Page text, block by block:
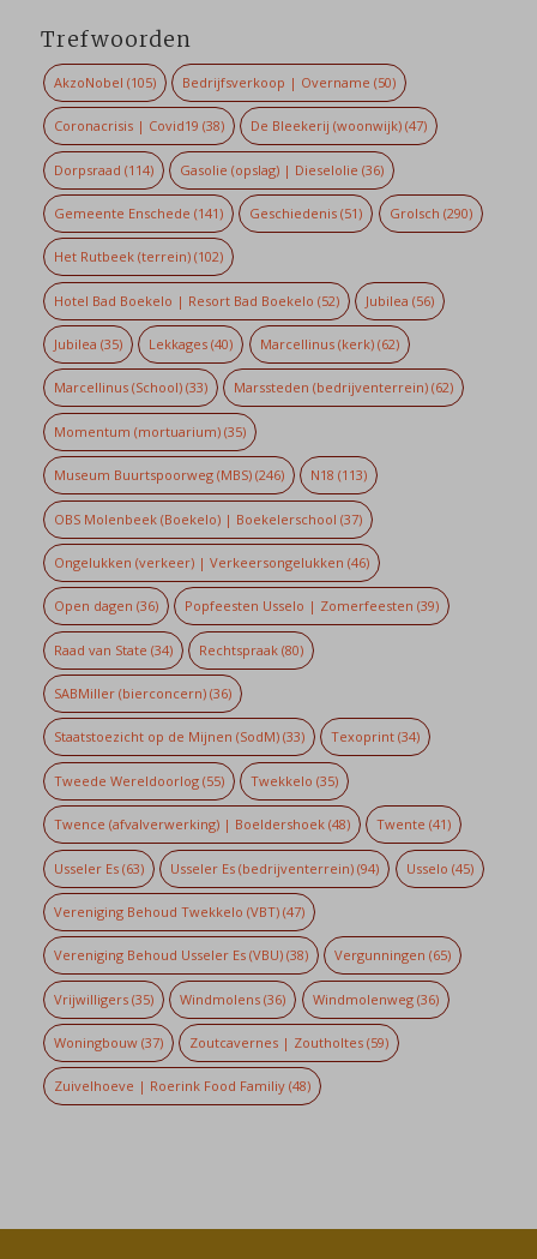
Trefwoorden
AkzoNobel (105) Bedrijfsverkoop | Overname (50)
Coronacrisis | Covid19 (38) De Bleekerij (woonwijk) (47)
Dorpsraad (114) Gasolie (opslag) | Dieselolie (36)
Gemeente Enschede (141) Geschiedenis (51) Grolsch (290)
Het Rutbeek (terrein)(102)
Hotel Bad Boekelo | Resort Bad Boekelo (52) Jubilea (56)
Jubilea (35) Lekkages (40) Marcellinus (kerk)(62)
Marcellinus (School)(33) Marssteden (bedrijventerrein) (62)
Momentum (mortuarium)(35)
Museum Buurtspoorweg (MBS)(246) N18 (113)
OBS Molenbeek (Boekelo) | Boekelerschool (37)
Ongelukken (verkeer) | Verkeersongelukken (46)
Open dagen (36) Popfeesten Usselo | Zomerfeesten (39)
Raad van State (34) Rechtspraak (80)
SABMiller (bierconcern)(36)
Staatstoezicht op de Mijnen (SodM)(33) Texoprint (34)
Tweede Wereldoorlog(55) Twekkelo (35)
Twence (afvalverwerking) | Boeldershoek(48) Twente (41)
Usseler Es(63) Usseler Es (bedrijventerrein) (94) Usselo (45)
Vereniging Behoud Twekkelo (VBT)(47)
Vereniging Behoud Usseler Es (VBU)(38) Vergunningen (65)
Vrijwilligers(35) Windmolens (36) Windmolenweg(36)
Woningbouw(37) Zoutcavernes | Zoutholtes (59)
Zuivelhoeve | Roerink Food Familiy(48)